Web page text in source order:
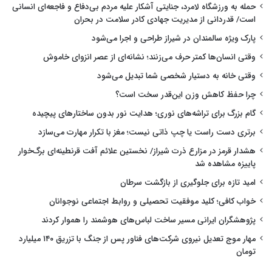
حمله به ورزشگاه لامرد، جنایتی آشکار علیه مردم بی‌دفاع و فاجعه‌ای انسانی
است/ قدردانی از مدیریت جهادی کادر سلامت در بحران
پارک ویژه سالمندان در شیراز طراحی و اجرا می‌شود
وقتی انسان‌ها کمتر حرف می‌زنند؛ نشانه‌ای از عصر انزوای خاموش
وقتی خانه به دستیار شخصی شما تبدیل می‌شود
چرا حفظ کاهش وزن این‌قدر سخت است؟
گام بزرگ برای تراشه‌های نوری؛ هدایت نور بدون ساختارهای پیچیده
برتری دست راست یا چپ ذاتی نیست؛ مغز با تکرار مهارت می‌سازد
هشدار قرمز در مزارع ذرت شیراز/ نخستین علائم آفت قرنطینه‌ای برگ‌خوار
پاییزه مشاهده شد
امید تازه برای جلوگیری از بازگشت سرطان
خواب کافی؛ کلید موفقیت تحصیلی و روابط اجتماعی نوجوانان
پژوهشگران ایرانی مسیر ساخت لباس‌های هوشمند را هموار کردند
مهار موج تعدیل نیروی شرکت‌های فناور پس از جنگ با تزریق ۱۴۰ میلیارد
تومان